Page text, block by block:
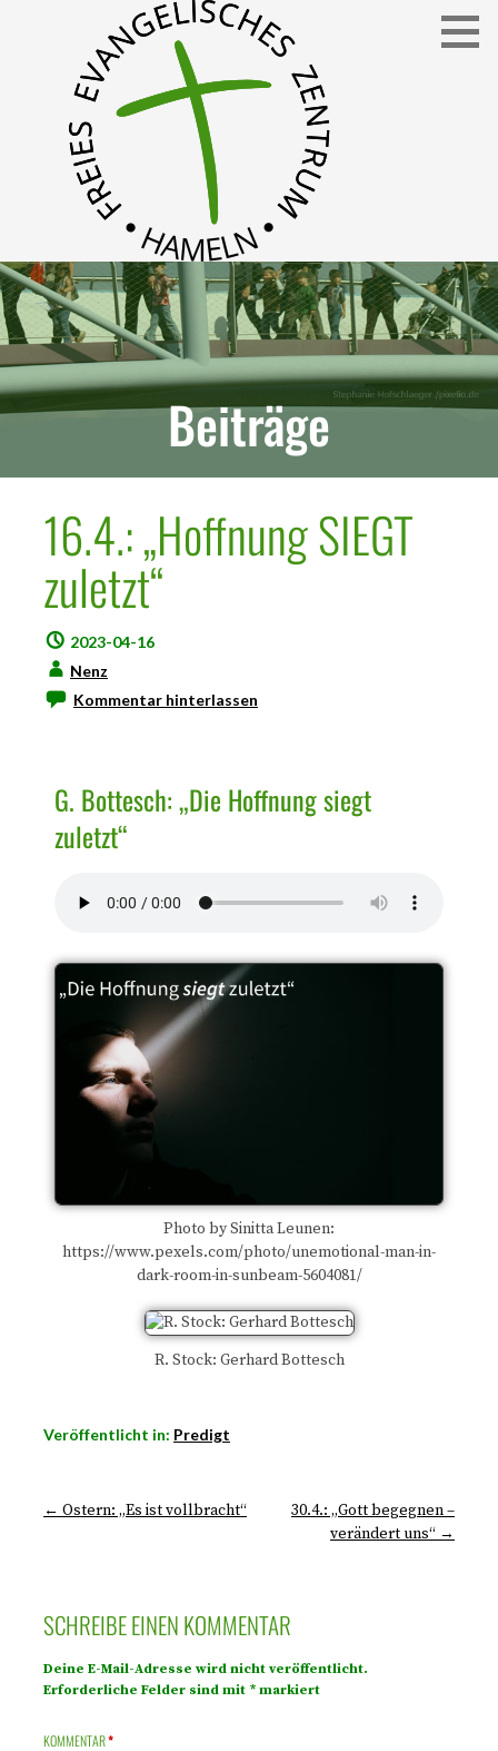
FEZ
Freies Evangelisches Zentrum in Hameln
Beiträge
16.4.: „Hoffnung SIEGT
zuletzt“
2023-04-16
Nenz
Kommentar hinterlassen
G. Bottesch: „Die Hoffnung siegt
zuletzt“
Photo by Sinitta Leunen:
https://www.pexels.com/photo/unemotional-man-in-
dark-room-in-sunbeam-5604081/
R. Stock: Gerhard Bottesch
Veröffentlicht in: Predigt
← Ostern: „Es ist vollbracht“
30.4.: „Gott begegnen –
verändert uns“ →
SCHREIBE EINEN KOMMENTAR
Deine E-Mail-Adresse wird nicht veröffentlicht.
Erforderliche Felder sind mit * markiert
KOMMENTAR*